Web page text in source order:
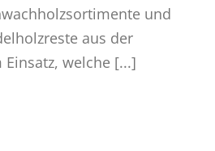
und
aus der
welche [...]